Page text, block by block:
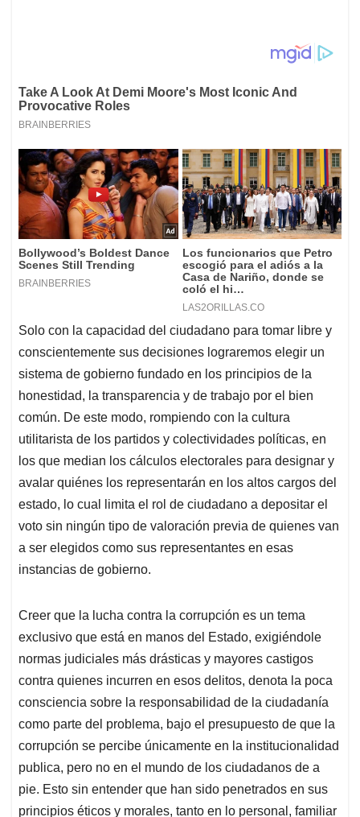
Solo con la capacidad del ciudadano para tomar libre y
conscientemente sus decisiones lograremos elegir un
sistema de gobierno fundado en los principios de la
honestidad, la transparencia y de trabajo por el bien
común. De este modo, rompiendo con la cultura
utilitarista de los partidos y colectividades políticas, en
los que median los cálculos electorales para designar y
avalar quiénes los representarán en los altos cargos del
estado, lo cual limita el rol de ciudadano a depositar el
voto sin ningún tipo de valoración previa de quienes van
a ser elegidos como sus representantes en esas
instancias de gobierno.
Creer que la lucha contra la corrupción es un tema
exclusivo que está en manos del Estado, exigiéndole
normas judiciales más drásticas y mayores castigos
contra quienes incurren en esos delitos, denota la poca
consciencia sobre la responsabilidad de la ciudadanía
como parte del problema, bajo el presupuesto de que la
corrupción se percibe únicamente en la institucionalidad
publica, pero no en el mundo de los ciudadanos de a
pie. Esto sin entender que han sido penetrados en sus
principios éticos y morales, tanto en lo personal, familiar